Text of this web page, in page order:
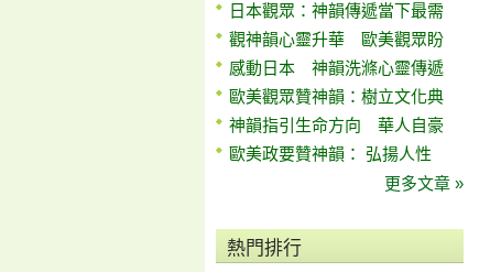
日本觀眾：神韻傳遞當下最需
觀神韻心靈升華 歐美觀眾盼
感動日本 神韻洗滌心靈傳遞
歐美觀眾贊神韻：樹立文化典
神韻指引生命方向 華人自豪
歐美政要贊神韻： 弘揚人性
更多文章 »
熱門排行